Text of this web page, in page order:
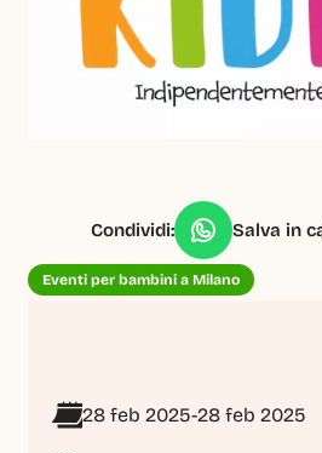
Condividi: Salva in
Eventi per bambini a Milano
28 feb 2025-28 feb 2025